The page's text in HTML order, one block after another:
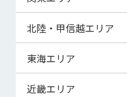
青森県
宮城県
東京都
神奈川県
埼玉県
北陸・甲信越エリア
新潟県
富山県
東海エリア
岐阜県
近畿エリア